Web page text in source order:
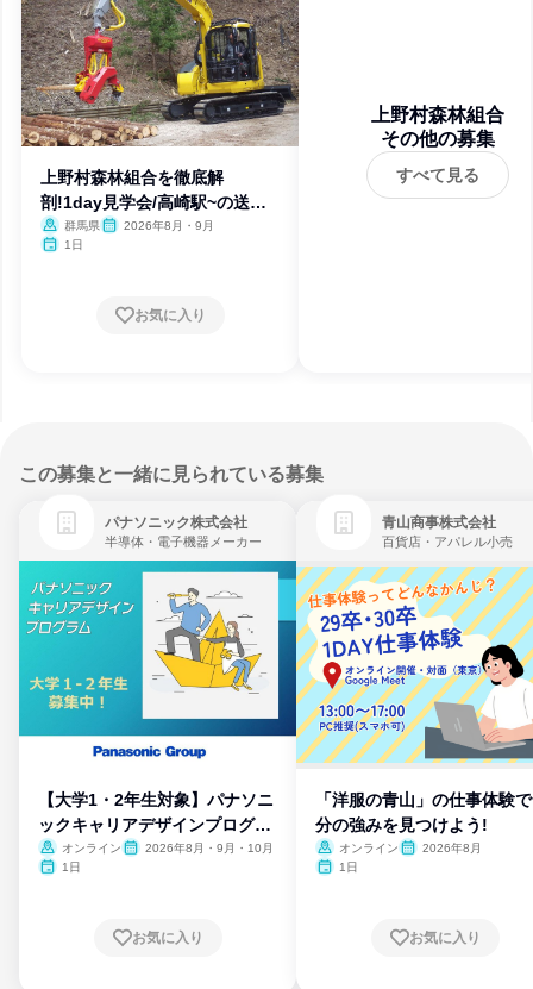
上野村森林組合を徹底解
剖!1day見学会/高崎駅~の送迎
あり群馬県
2026年8月・9月
1日
お気に入り
上野村森林組合
その他の募集
すべて見る
この募集と一緒に見られている募集
パナソニック株式会社
半導体・電子機器メーカー
【大学1・2年生対象】パナソニ
ックキャリアデザインプログラ
ム
オンライン
2026年8月・9月・10月
1日
お気に入り
青山商事株式会社
百貨店・アパレル小売
「洋服の青山」の仕事体験
分の強みを見つけよう!
オンライン
2026年8月
1日
お気に入り